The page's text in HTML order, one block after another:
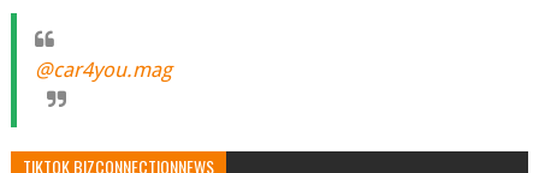
@car4you.mag
TIKTOK BIZCONNECTIONNEWS